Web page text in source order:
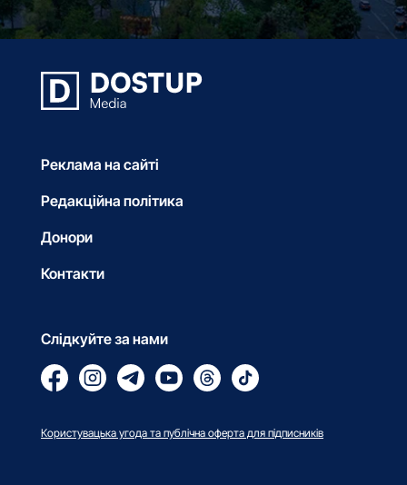
Реклама на сайті
Редакційна політика
Донори
Контакти
Слідкуйте за нами
Користувацька угода та публічна оферта для підписників